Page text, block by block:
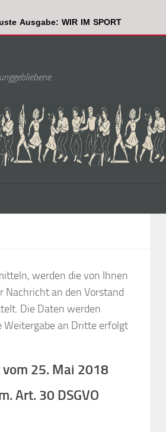
WIR IM SPORT
werden die von Ihnen
Nachricht an den Vorstand
Die Daten werden
an Dritte erfolgt
25. Mai 2018
Art. 30 DSGVO